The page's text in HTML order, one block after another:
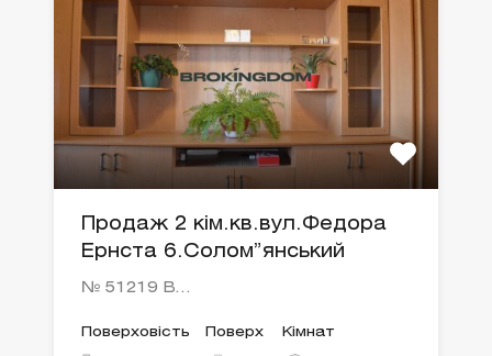
Продаж 2 кім.кв.вул.Федора
Ернста 6.Солом”янський
№ 51219 В…
Поверховість Поверх Кімнат